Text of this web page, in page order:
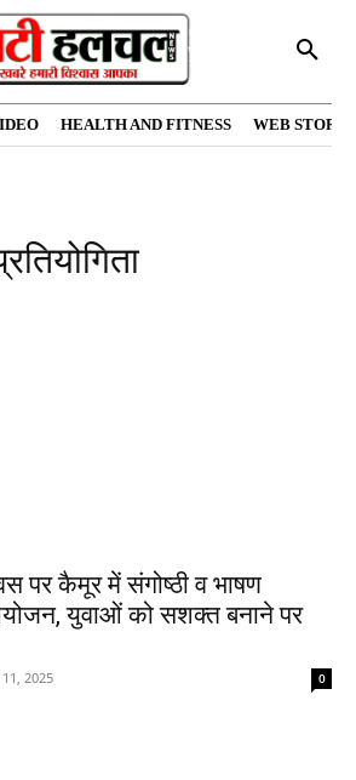
HEALTH AND FITNESS WEB
पर कैमूर में संगोष्ठी व भाषण
युवाओं को सशक्त बनाने पर
11, 2025 0